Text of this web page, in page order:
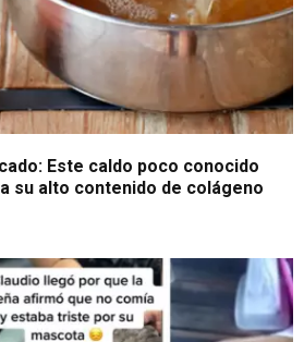
Este caldo poco conocido
su alto contenido de colágeno